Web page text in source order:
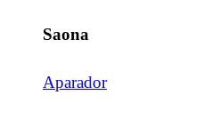
Saona
Aparador